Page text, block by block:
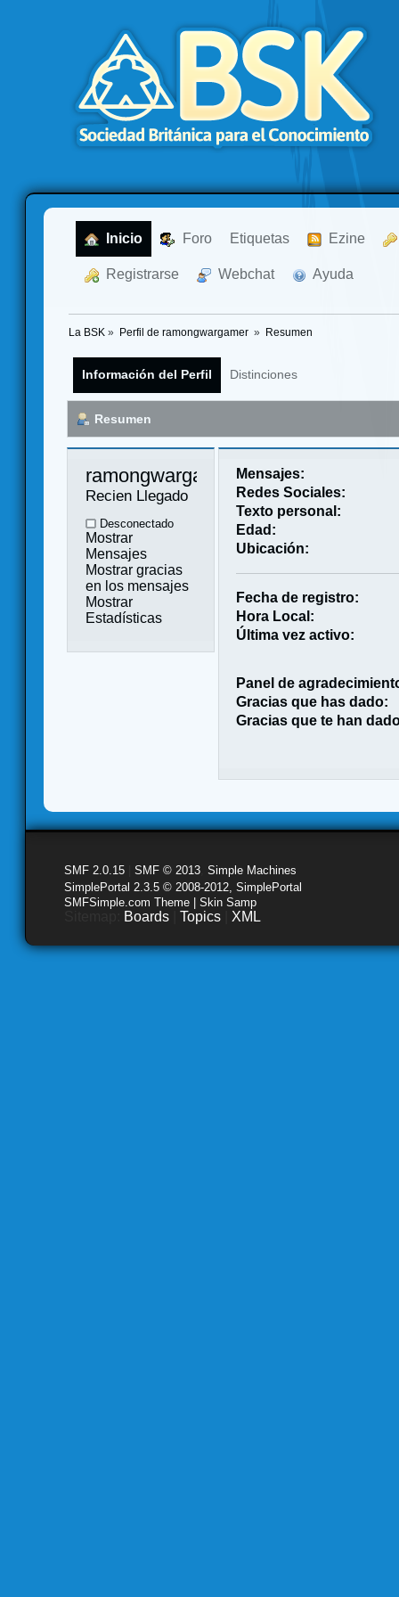
Inicio Foro Etiquetas Ezine
Registrarse Webchat Ayuda
La BSK » Perfil de ramongwargamer » Resumen
Información del Perfil Distinciones
Resumen
ramongwargamer
Recien Llegado
Desconectado
Mostrar
Mensajes
Mostrar gracias
en los mensajes
Mostrar
Estadísticas
Mensajes:
Redes Sociales:
Texto personal:
Edad:
Ubicación:
Fecha de registro:
Hora Local:
Última vez activo:
Panel de
Gracias que has dado:
Gracias que te han
SMF 2.0.15 SMF © 2013 Simple Machines
SimplePortal 2.3.5 © 2008-2012, SimplePortal
SMFSimple.com Theme | Skin Samp
Boards Topics XML